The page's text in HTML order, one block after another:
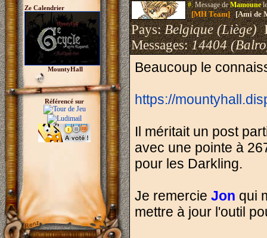
Ze Calendrier
MountyHall
Référencé sur
#.Message deMamoune
[MH Team][Ami de
Pays:Belgique (Liège)
Messages:14404
Beaucoup le
https://
Il méritait un post
avec une pointe à
pour les Darkling.
Je remercie Jon qui
mettre à jour l'outil